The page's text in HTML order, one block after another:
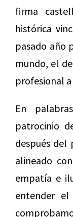
firma
histórica
pasado año
mundo, el
profesional
En
patrocinio
después del
alineado
empatía e
entender